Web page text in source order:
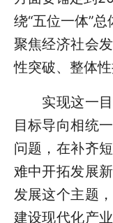
绕“五位一体”总
聚焦经济社会
性突破、整体性
实现这一目
目标导向相统
问题，在补齐
难中开拓发展
发展这个主题
建设现代化产